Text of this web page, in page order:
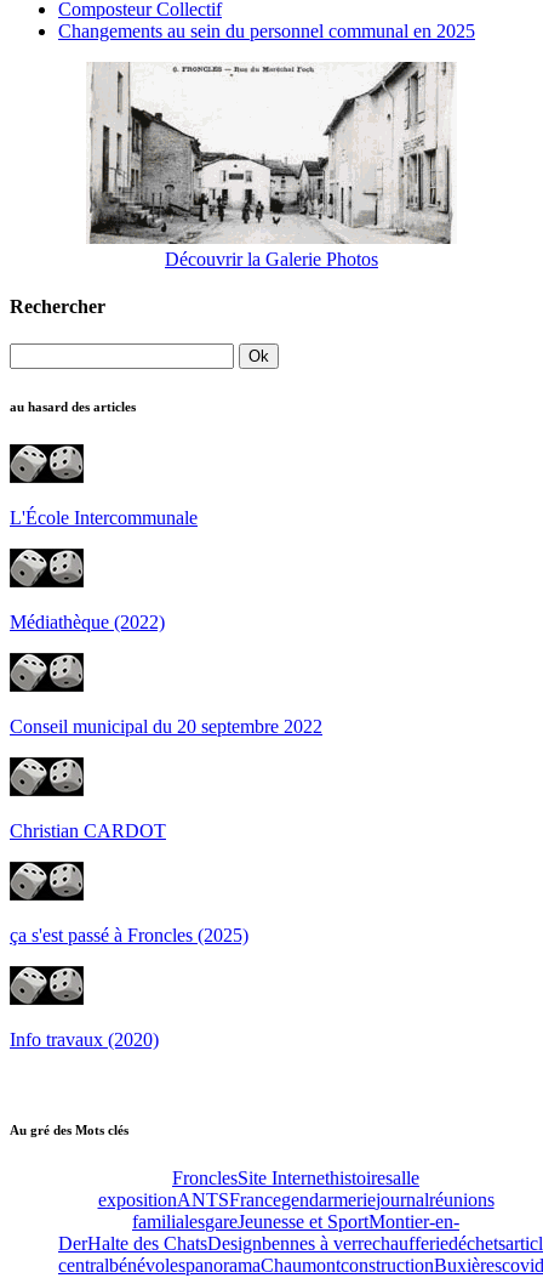
Composteur Collectif
Changements au sein du personnel communal en 2025
Découvrir la Galerie Photos
Rechercher
au hasard des articles
L'École Intercommunale
Médiathèque (2022)
Conseil municipal du 20 septembre 2022
Christian CARDOT
ça s'est passé à Froncles (2025)
Info travaux (2020)
Au gré des Mots clés
FronclesSite Internethistoiresalle
expositionANTSFrancegendarmeriejournalréunions
familialesgareJeunesse et SportMontier-en-
DerHalte des ChatsDesignbennes à verrechaufferiedéchets
centralbénévolespanoramaChaumontconstructionBuxièrescovid